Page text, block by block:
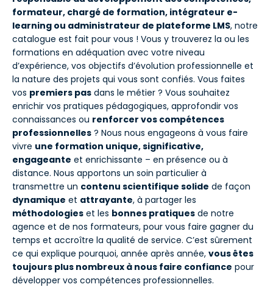
formateur, chargé de formation, intégrateur e-
learning ou administrateur de plateforme LMS, notre
catalogue est fait pour vous ! Vous y trouverez la ou les
formations en adéquation avec votre niveau
d’expérience, vos objectifs d’évolution professionnelle et
la nature des projets qui vous sont confiés. Vous faites
vos premiers pas dans le métier ? Vous souhaitez
enrichir vos pratiques pédagogiques, approfondir vos
connaissances ou renforcer vos compétences
professionnelles ? Nous nous engageons à vous faire
vivre une formation unique, significative,
engageante et enrichissante – en présence ou à
distance. Nous apportons un soin particulier à
transmettre un contenu scientifique solide de façon
dynamique et attrayante, à partager les
méthodologies et les bonnes pratiques de notre
agence et de nos formateurs, pour vous faire gagner du
temps et accroître la qualité de service. C’est sûrement
ce qui explique pourquoi, année après année, vous êtes
toujours plus nombreux à nous faire confiance pour
développer vos compétences professionnelles.